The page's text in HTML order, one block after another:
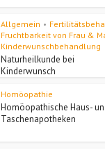
Allgemein •
Fruchtbarkeit von Frau &
Kinderwunschbehandlung
Naturheilkunde bei
Kinderwunsch
Homöopathie
Homöopathische Haus-
Taschenapotheken